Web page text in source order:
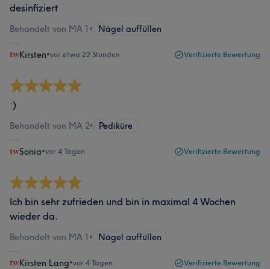
desinfiziert
Behandelt von MA 1 • Nägel auffüllen
Kirsten•vor etwa 22 Stunden Verifizierte Bewertung
:)
Behandelt von MA 2• Pediküre
Sonia•vor 4 Tagen Verifizierte Bewertung
Ich bin sehr zufrieden und bin in maximal 4 Wochen
wieder da.
Behandelt von MA 1 • Nägel auffüllen
Kirsten Lang•vor 4 Tagen Verifizierte Bewertung